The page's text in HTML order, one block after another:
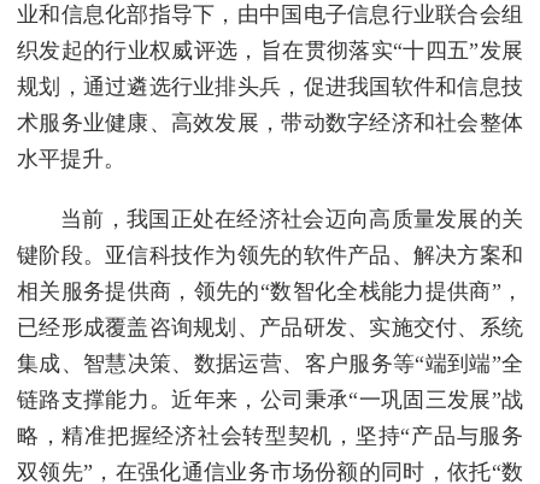
业和信息化部指导下，由中国电子信息行业联合会组
织发起的行业权威评选，旨在贯彻落实“十四五”发展
规划，通过遴选行业排头兵，促进我国软件和信息技
术服务业健康、高效发展，带动数字经济和社会整体
水平提升。
当前，我国正处在经济社会迈向高质量发展的关
键阶段。亚信科技作为领先的软件产品、解决方案和
相关服务提供商，领先的“数智化全栈能力提供商”，
已经形成覆盖咨询规划、产品研发、实施交付、系统
集成、智慧决策、数据运营、客户服务等“端到端”全
链路支撑能力。近年来，公司秉承“一巩固三发展”战
略，精准把握经济社会转型契机，坚持“产品与服务
双领先”，在强化通信业务市场份额的同时，依托“数